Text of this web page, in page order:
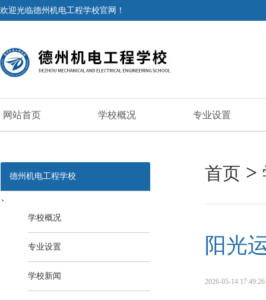
欢迎光临德州机电工程学校官网！
网站首页 学校概况 专业设置
德州机电工程学校
学校概况
专业设置
学校新闻
首页 >
阳光
2026-05-14 17:49:26